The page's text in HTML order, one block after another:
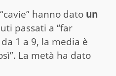
hanno dato un
passati a “far
1 a 9, la media è
La metà ha dato